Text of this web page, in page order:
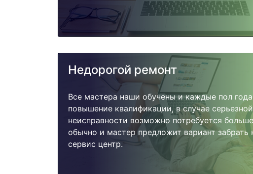
Недорогой ремонт
Все мастера наши обучены и каждые пол
повышение квалификации, в случае серьезной
неисправности возможно потребуется
обычно и мастер предложит вариант забрать
сервис центр.